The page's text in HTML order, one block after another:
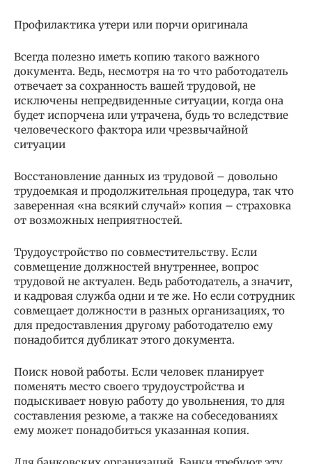
Профилактика утери или порчи оригинала
Всегда полезно иметь копию такого важного
документа. Ведь, несмотря на то что работодатель
отвечает за сохранность вашей трудовой, не
исключены непредвиденные ситуации, когда она
будет испорчена или утрачена, будь то вследствие
человеческого фактора или чрезвычайной
ситуации
Восстановление данных из трудовой – довольно
трудоемкая и продолжительная процедура, так что
заверенная «на всякий случай» копия – страховка
от возможных неприятностей.
Трудоустройство по совместительству. Если
совмещение должностей внутреннее, вопрос
трудовой не актуален. Ведь работодатель, а значит,
и кадровая служба одни и те же. Но если сотрудник
совмещает должности в разных организациях, то
для предоставления другому работодателю ему
понадобится дубликат этого документа.
Поиск новой работы. Если человек планирует
поменять место своего трудоустройства и
подыскивает новую работу до увольнения, то для
составления резюме, а также на собеседованиях
ему может понадобиться указанная копия.